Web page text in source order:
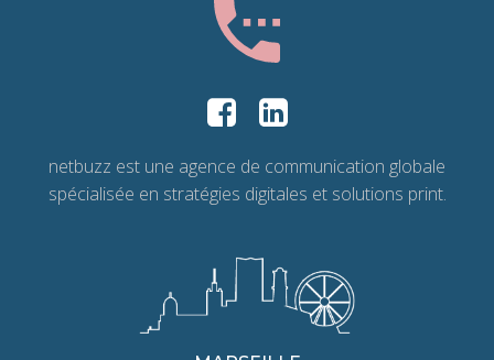
netbuzz est une agence de communication globale
spécialisée en stratégies digitales et solutions print.